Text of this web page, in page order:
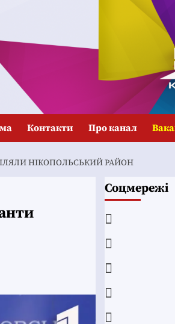
Контакти Про канал
НІКОПОЛЬСЬКИЙ РАЙОН
Соцмережі